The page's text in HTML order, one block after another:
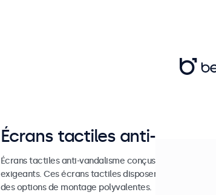
Écrans tactiles anti-
Écrans tactiles anti-vandalisme conçus pour une
exigeants. Ces écrans tactiles disposent d'une dalle
des options de montage polyvalentes.